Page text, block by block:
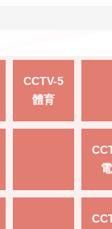
CCTV-5
體育